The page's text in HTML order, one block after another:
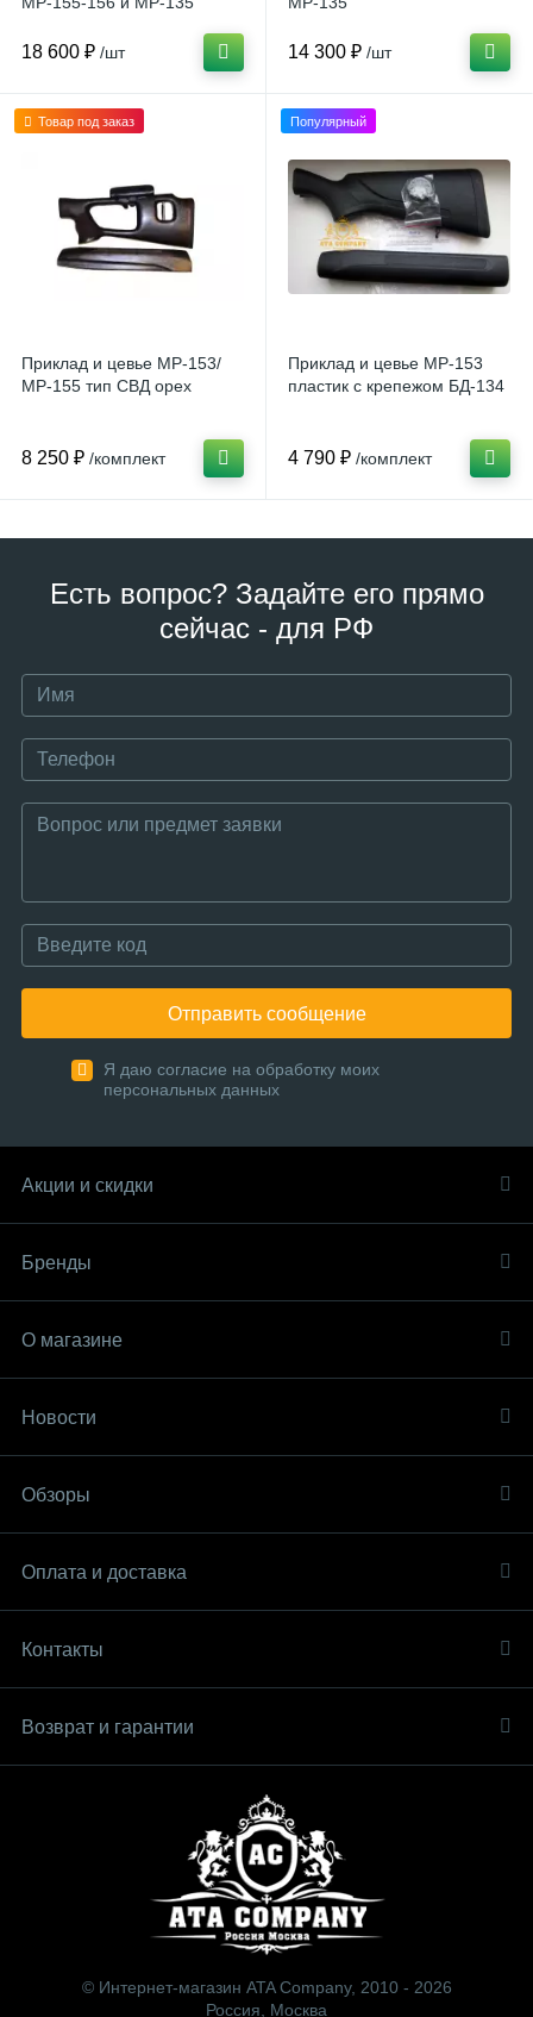
18 600 ₽ /шт 14 300 ₽ /шт
Товар под заказ
Приклад и цевье МР-153/
МР-155 тип СВД орех
8 250 ₽ /комплект
Популярный
Приклад и цевье МР-153
пластик с крепежом БД-134
4 790 ₽ /комплект
Есть вопрос? Задайте его прямо
сейчас - для РФ
Отправить сообщение
Я даю согласие на обработку моих
персональных данных
Акции и скидки
Бренды
О магазине
Новости
Обзоры
Оплата и доставка
Контакты
Возврат и гарантии
© Интернет-магазин ATA Company, 2010 - 2026
Россия, Москва